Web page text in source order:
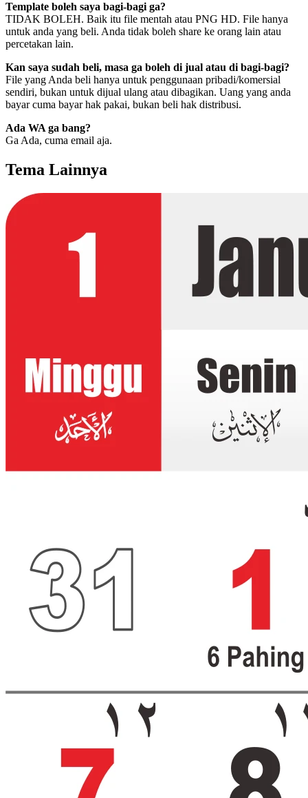
Template boleh saya bagi-bagi ga?
TIDAK BOLEH. Baik itu file mentah atau PNG HD. File hanya
untuk anda yang beli. Anda tidak boleh share ke orang lain atau
percetakan lain.
Kan saya sudah beli, masa ga boleh di jual atau di bagi-bagi?
File yang Anda beli hanya untuk penggunaan pribadi/komersial
sendiri, bukan untuk dijual ulang atau dibagikan. Uang yang anda
bayar cuma bayar hak pakai, bukan beli hak distribusi.
Ada WA ga bang?
Ga Ada, cuma email aja.
Tema Lainnya